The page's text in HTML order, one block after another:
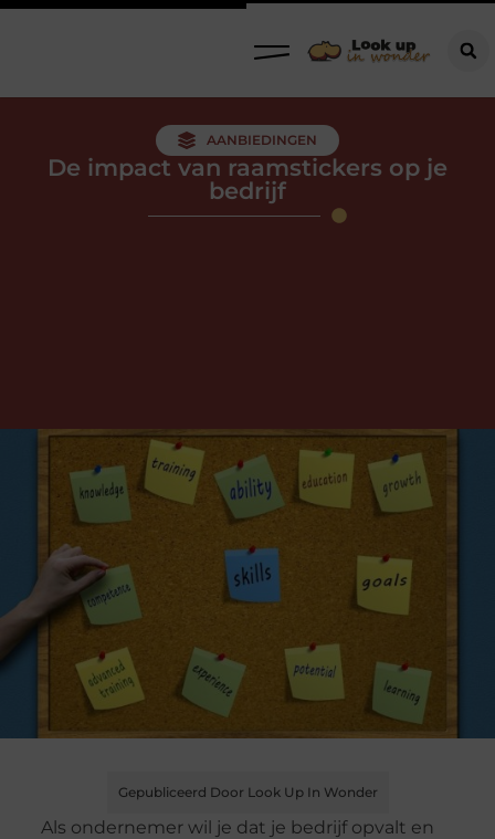
AANBIEDINGEN
De impact van raamstickers op je
bedrijf
Gepubliceerd Door Look Up In Wonder
Als ondernemer wil je dat je bedrijf opvalt en